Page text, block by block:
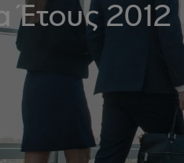
Έτους 2012